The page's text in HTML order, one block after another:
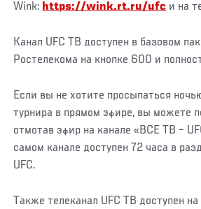
Wink: https://wink.rt.ru/ufc и на
Канал UFC ТВ доступен в базовом
Ростелекома на кнопке 600 и
Если вы не хотите просыпаться
турнира в прямом эфире, вы можете
отмотав эфир на канале «ВСЕ ТВ –
самом канале доступен 72 часа в
UFC.
Также телеканал UFC ТВ доступен